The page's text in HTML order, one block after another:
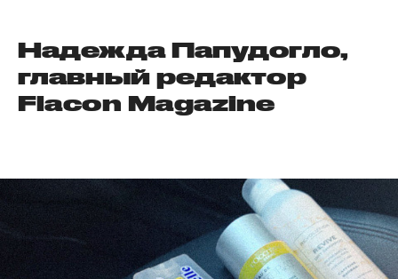
Надежда Папудогло,
главный редактор
Flacon Magazine